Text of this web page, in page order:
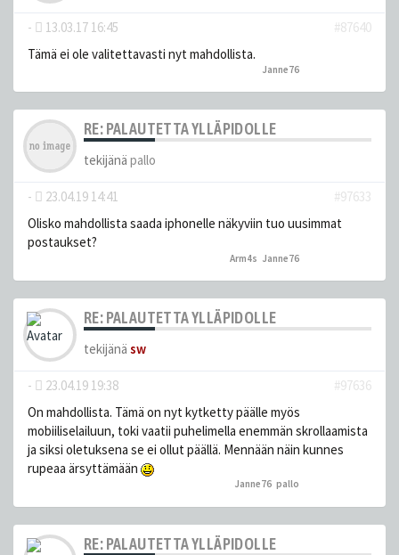
- 13.03.17 16:45
#87640
Tämä ei ole valitettavasti nyt mahdollista.
Janne76
RE: PALAUTETTA YLLÄPIDOLLE
tekijänä pallo
- 23.04.19 14:41
#97633
Olisko mahdollista saada iphonelle näkyviin tuo uusimmat
postaukset?
Arm4s Janne76
RE: PALAUTETTA YLLÄPIDOLLE
tekijänä sw
- 23.04.19 19:38
#97636
On mahdollista. Tämä on nyt kytketty päälle myös
mobiiliselailuun, toki vaatii puhelimella enemmän skrollaamista
ja siksi oletuksena se ei ollut päällä. Mennään näin kunnes
rupeaa ärsyttämään
Janne76 ,pallo
RE: PALAUTETTA YLLÄPIDOLLE